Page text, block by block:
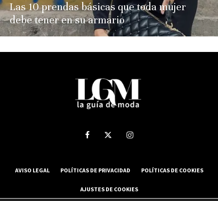
Las 10 prendas básicas que toda mujer
debe tener en su armario
AVISO LEGAL POLÍTICAS DE PRIVACIDAD POLÍTICAS DE COOKIES
AJUSTES DE COOKIES